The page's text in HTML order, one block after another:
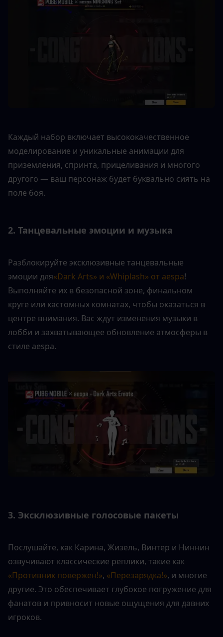
Каждый набор включает высококачественное
моделирование и уникальные анимации для
приземления, спринта, прицеливания и многого
другого — ваш персонаж будет буквально сиять на
поле боя.
2. Танцевальные эмоции и музыка
Разблокируйте эксклюзивные танцевальные
эмоции для«Dark Arts» и «Whiplash» от aespa!
Выполняйте их в безопасной зоне, финальном
круге или кастомных комнатах, чтобы оказаться в
центре внимания. Вас ждут изменения музыки в
лобби и захватывающее обновление атмосферы в
стиле aespa.
3. Эксклюзивные голосовые пакеты
Послушайте, как Карина, Жизель, Винтер и Ниннин
«Противник повержен!», «Перезарядка!», и многие
другие. Это обеспечивает глубокое погружение для
фанатов и привносит новые ощущения для давних
игроков.